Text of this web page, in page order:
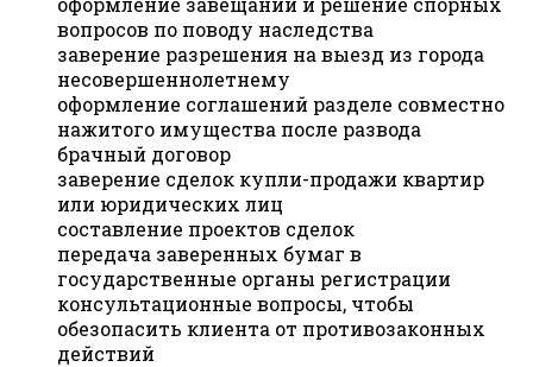
вопросов по поводу наследства
заверение разрешения на выезд из города
несовершеннолетнему
оформление соглашений разделе совместно
нажитого имущества после развода
брачный договор
заверение сделок купли-продажи квартир
или юридических лиц
составление проектов сделок
передача заверенных бумаг в
государственные органы регистрации
консультационные вопросы, чтобы
обезопасить клиента от противозаконных
действий